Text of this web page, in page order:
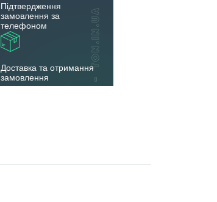
Підтвердження
замовлення за
телефоном
Доставка та отримання
замовлення